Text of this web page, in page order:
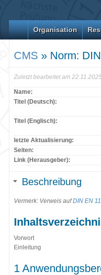
Organisation
CMS » Norm:
Zuletzt bearbeitet am
Name:
Titel (Deutsch):
Titel (Englisch):
letzte Aktualisierung:
Seiten:
Link (Herausgeber):
Beschreibung
Vermerk: Verweis aufDIN EN
Vorwort
Einleitung
1